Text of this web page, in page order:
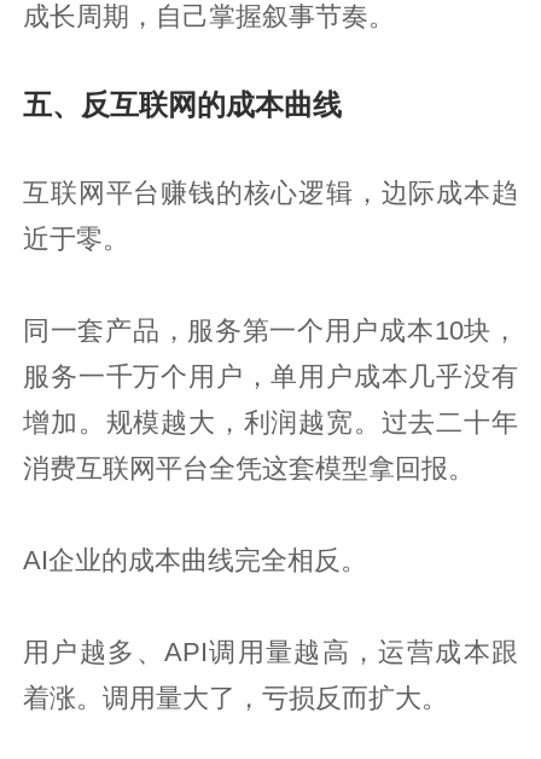
成长周期，自己掌握叙事节奏。
五、反互联网的成本曲线
互联网平台赚钱的核心逻辑，边际成本趋
近于零。
同一套产品，服务第一个用户成本10块，
服务一千万个用户，单用户成本几乎没有
增加。规模越大，利润越宽。过去二十年
消费互联网平台全凭这套模型拿回报。
AI企业的成本曲线完全相反。
用户越多、API调用量越高，运营成本跟
着涨。调用量大了，亏损反而扩大。